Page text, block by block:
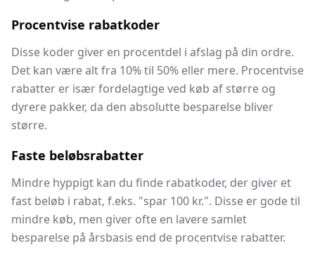
Procentvise rabatkoder
Disse koder giver en procentdel i afslag på din ordre.
Det kan være alt fra 10% til 50% eller mere. Procentvise
rabatter er især fordelagtige ved køb af større og
dyrere pakker, da den absolutte besparelse bliver
større.
Faste beløbsrabatter
Mindre hyppigt kan du finde rabatkoder, der giver et
fast beløb i rabat, f.eks. "spar 100 kr.". Disse er gode til
mindre køb, men giver ofte en lavere samlet
besparelse på årsbasis end de procentvise rabatter.